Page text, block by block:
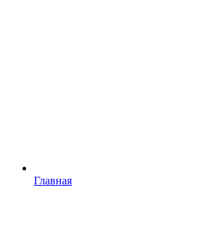
Главная